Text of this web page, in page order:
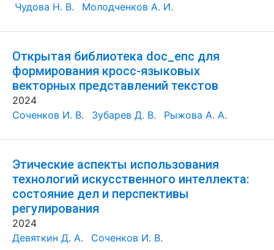
Чудова Н. В.
Молодченков А. И.
Открытая библиотека doc_enc для
формирования кросс-языковых
векторных представлений текстов
2024
Соченков И. В.
Зубарев Д. В. Рыжова А. А.
Этические аспекты использования
технологий искусственного интеллекта:
состояние дел и перспективы
регулирования
2024
Девяткин Д. А.
Соченков И. В.